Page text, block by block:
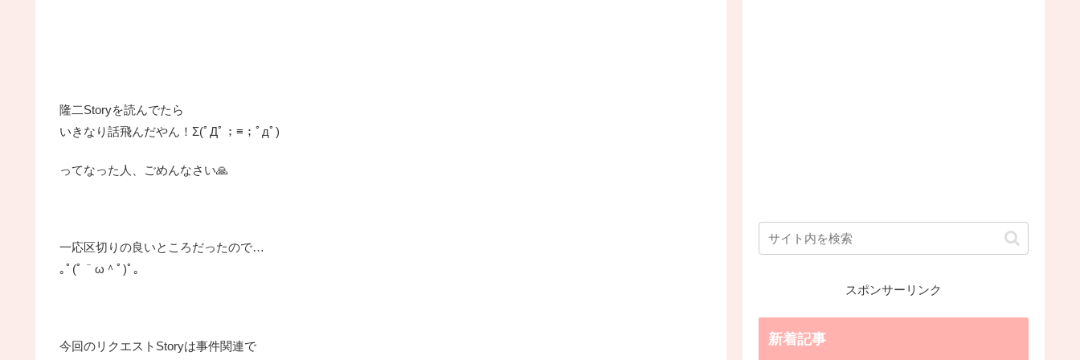
隆二Storyを読んでたら
いきなり話飛んだやん！Σ(ﾟДﾟ；≡；ﾟдﾟ)
ってなった人、ごめんなさい🙏
一応区切りの良いところだったので…
｡ﾟ(ﾟ＾ω＾ﾟ)ﾟ｡
今回のリクエストStoryは事件関連で
スポンサーリンク
新着記事